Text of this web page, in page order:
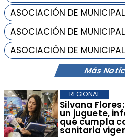
Más
​Silvana
un juguete,
que cumpla
sanitaria
REGIONAL
ASOCIACIÓN DE
ASOCIACIÓN DE
ASOCIACIÓN DE